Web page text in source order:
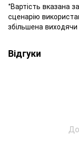
*Вартість вказана
сценарію
збільшена
Відгуки